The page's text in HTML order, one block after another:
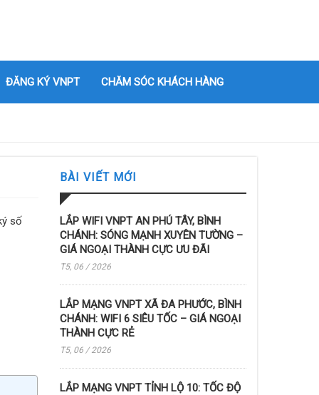
ĐĂNG KÝ VNPT CHĂM SÓC KHÁCH HÀNG
số
BÀI VIẾT MỚI
LẮP WIFI VNPT AN PHÚ TÂY, BÌNH
CHÁNH: SÓNG MẠNH XUYÊN TƯỜNG –
GIÁ NGOẠI THÀNH CỰC ƯU ĐÃI
T5, 06 / 2026
LẮP MẠNG VNPT XÃ ĐA PHƯỚC, BÌNH
CHÁNH: WIFI 6 SIÊU TỐC – GIÁ NGOẠI
THÀNH CỰC RẺ
T5, 06 / 2026
LẮP MẠNG VNPT TỈNH LỘ 10: TỐC ĐỘ